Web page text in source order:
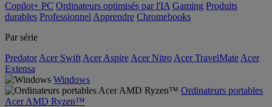
Copilot+ PC Ordinateurs optimisés par l'IA Gaming Produits
durables Professionnel Apprendre Chromebooks
Par série
Predator Acer Swift Acer Aspire Acer Nitro Acer TravelMate Acer
Extensa
Windows
Ordinateurs portables
Acer AMD Ryzen™